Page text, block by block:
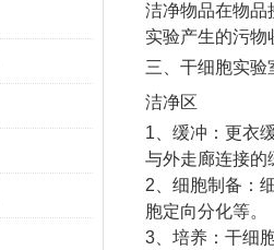
洁净物品在物品
实验产生的污
三、干细胞实验
洁净区
1、缓冲：更衣
与外走廊连接的
2、细胞制备：
胞定向分化等。
3、培养：干细